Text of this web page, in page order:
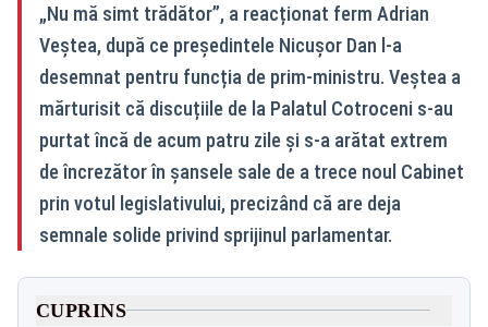
„Nu mă simt trădător”, a reacționat ferm Adrian
Veștea, după ce președintele Nicușor Dan l-a
desemnat pentru funcția de prim-ministru. Veștea a
mărturisit că discuțiile de la Palatul Cotroceni s-au
purtat încă de acum patru zile și s-a arătat extrem
de încrezător în șansele sale de a trece noul Cabinet
prin votul legislativului, precizând că are deja
semnale solide privind sprijinul parlamentar.
CUPRINS